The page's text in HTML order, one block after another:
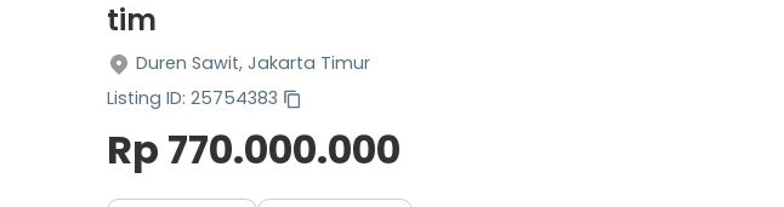
tim
Duren Sawit, Jakarta Timur
Listing ID: 25754383
Rp 770.000.000